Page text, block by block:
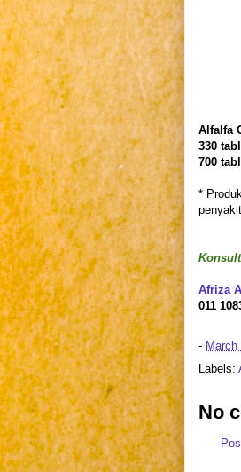
Alfalfa
330
700
*
Afriza
011
- March
Labels:
No